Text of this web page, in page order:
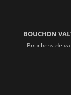
BOUCHON
Bouchons de